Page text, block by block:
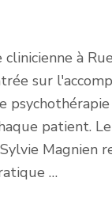
à
sur
patient.
Magnien
…